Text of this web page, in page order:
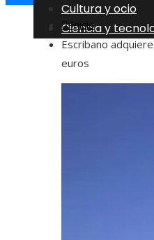
Cultura y ocio
Ciencia y
Inicio
Escribano
euros